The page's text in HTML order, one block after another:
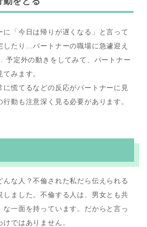
に「今日は帰りが遅くなる」と言って
したり…パートナーの職場に急遽迎え
予定外の動きをしてみて、パートナー
みます。
に慌てるなどの反応がパートナーに見
行動も注意深く見る必要があります。
んな人？不倫された私だら伝えられる
しました。不倫する人は、男女とも共
な一面を持っています。だからと言っ
ではありません。